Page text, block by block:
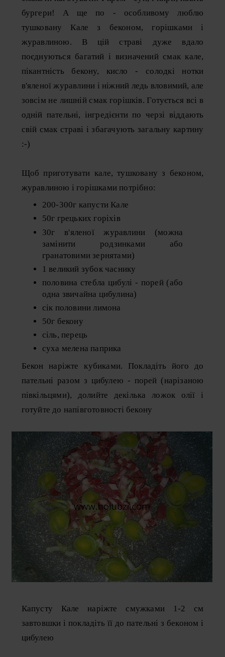
бургери! А ще по - особливому люблю
тушковану Кале з беконом, горішками і
журавлиною. В цій страві дуже вдало
поєднуються багатий і визначений смак кале,
пікантність бекону, кисло - солодкі нотки
в'яленої журавлини і ніжний ледь вловимий, але
зовсім не лишній смак горішків. Готується всі в
одній пательні, інгредієнти по черзі віддають
свій смак страві і збагачують загальну картину
:-)
Щоб приготувати кале, тушковану з беконом,
журавлиною і горішками потрібно:
200-300г капусти Кале
50г грецьких горіхів
30г в'яленої журавлини (можна
замінити родзинками або
гранатовими зернятами)
1 великий зубок часнику
половина стебла цибулі - порей (або
одна звичайна цибулина)
сік половини лимона
50г бекону
сіль, перець
суха мелена паприка
Бекон наріжте кубиками. Покладіть його до
пательні разом з цибулею - порей (нарізаною
півкільцями), долийте декілька ложок олії і
готуйте до напівготовності бекону
Капусту Кале наріжте смужками 1-2 см
завтовшки і покладіть її до пательні з беконом і
цибулею